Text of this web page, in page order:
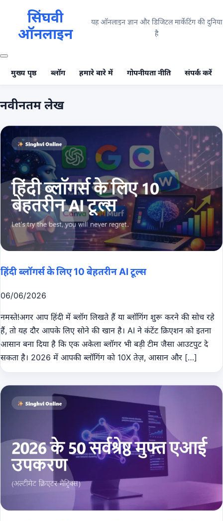
सिंघवी
ऑनलाइन
यह ऑनलाइन ज्ञान और डिजिटल मार्केटिंग की दुनिया
है
मुख्य पृष्ठ ब्लॉग हमारे बारे में गोपनीयता नीति संपर्क करें
नवीनतम लेख
हिंदी ब्लॉगर्स के लिए 10 बेहतरीन AI टूल्स
06/06/2026
नमस्ते!अगर आप हिंदी में ब्लॉग लिखते हैं या ब्लॉगिंग शुरू करने की सोच रहे
हैं, तो यह दौर आपके लिए सोने की खान है। AI ने कंटेंट क्रिएशन को इतना
आसान बना दिया है कि एक अकेला ब्लॉगर भी बड़ी टीम जैसा आउटपुट दे
सकता है। 2026 में आपकी ब्लॉगिंग को 10X तेज़, आसान और […]